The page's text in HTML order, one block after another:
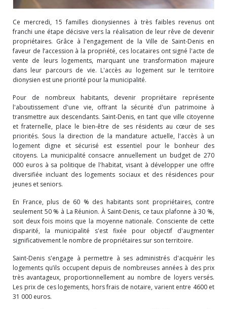
Ce mercredi, 15 familles dionysiennes à très faibles revenus ont
franchi une étape décisive vers la réalisation de leur rêve de devenir
propriétaires. Grâce à l'engagement de la Ville de Saint-Denis en
faveur de l’accession à la propriété, ces locataires ont signé l'acte de
vente de leurs logements, marquant une transformation majeure
dans leur parcours de vie. L'accès au logement sur le territoire
dionysien est une priorité pour la municipalité.
Pour de nombreux habitants, devenir propriétaire représente
l'aboutissement d'une vie, offrant la sécurité d'un patrimoine à
transmettre aux descendants. Saint-Denis, en tant que ville citoyenne
et fraternelle, place le bien-être de ses résidents au cœur de ses
priorités. Sous la direction de la mandature actuelle, l'accès à un
logement digne et sécurisé est essentiel pour le bonheur des
citoyens. La municipalité consacre annuellement un budget de 270
000 euros à sa politique de l'habitat, visant à développer une offre
diversifiée incluant des logements sociaux et des résidences pour
jeunes et seniors.
En France, plus de 60 % des habitants sont propriétaires, contre
seulement 50 % à La Réunion. À Saint-Denis, ce taux plafonne à 30 %,
soit deux fois moins que la moyenne nationale. Consciente de cette
disparité, la municipalité s'est fixée pour objectif d'augmenter
significativement le nombre de propriétaires sur son territoire.
Saint-Denis s'engage à permettre à ses administrés d'acquérir les
logements qu’ils occupent depuis de nombreuses années à des prix
très avantageux, proportionnellement au nombre de loyers versés.
Les prix de ces logements, hors frais de notaire, varient entre 4600 et
31 000 euros.